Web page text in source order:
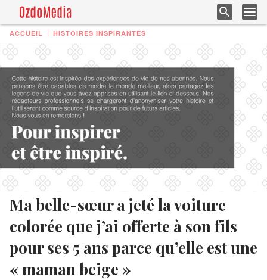
ACCUEIL HISTOIRES INSPIRANTES
Ma belle-sœur a jeté la voiture
colorée que j’ai offerte à son fils
pour ses 5 ans parce qu’elle est une
« maman beige »